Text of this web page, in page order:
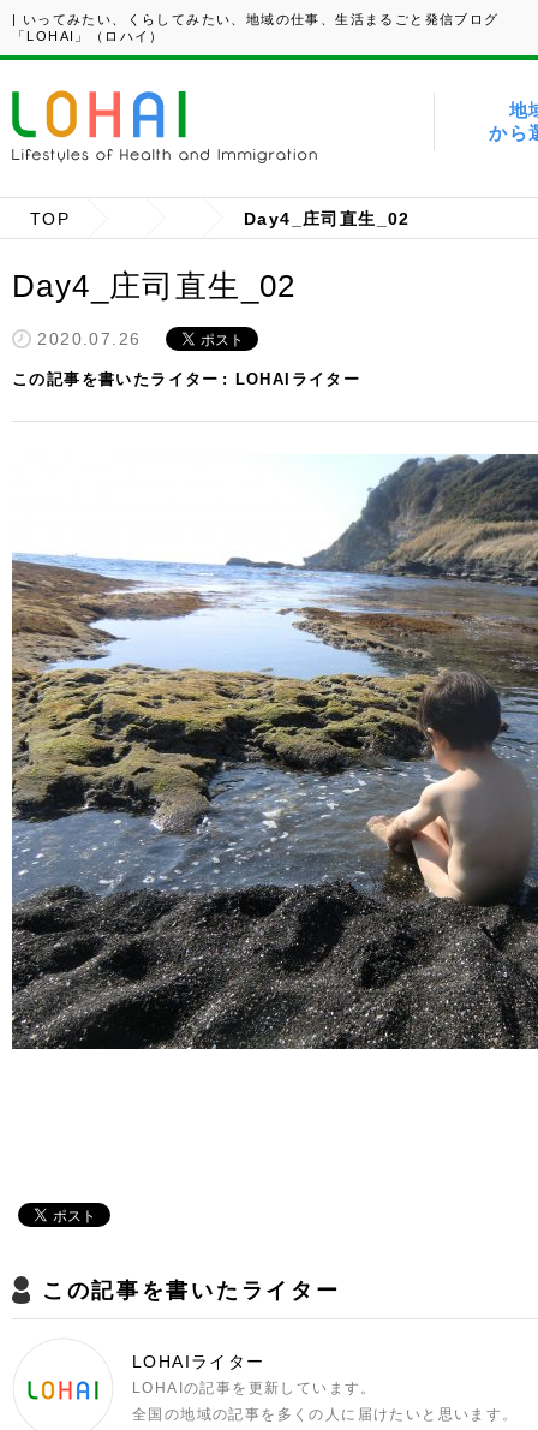
| いってみたい、くらしてみたい、地域の仕事、生活まるごと発信ブログ
「LOHAI」（ロハイ）
地
から
TOP Day4_庄司直生_02
Day4_庄司直生_02
2020.07.26
この記事を書いたライター LOHAIライター
この記事を書いたライター
LOHAIライター
LOHAIの記事を更新しています。
全国の地域の記事を多くの人に届けたいと思います。